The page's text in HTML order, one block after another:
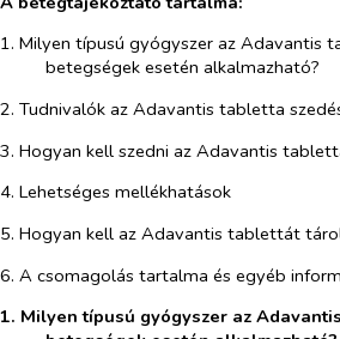
1. Milyen típusú gyógyszer az Adavantis
betegségek esetén alkalmazható?
2. Tudnivalók az Adavantis tabletta
3. Hogyan kell szedni az Adavantis
4. Lehetséges mellékhatások
5. Hogyan kell az Adavantis tablettát
6. A csomagolás tartalma és egyéb
1. Milyen típusú gyógyszer az